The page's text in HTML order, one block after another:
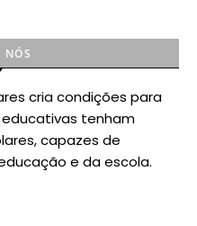
NÓS
cria condições para
tenham
capazes de
e da escola.